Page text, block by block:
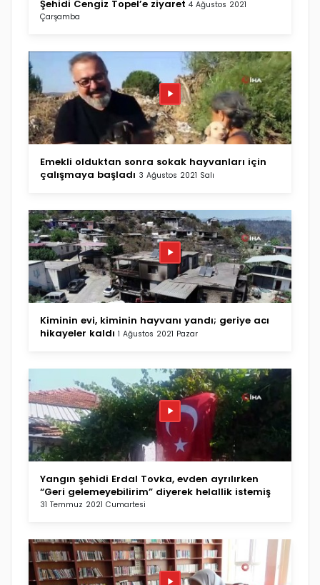
Şehidi Cengiz Topel’e ziyaret 4 Ağustos 2021
Çarşamba
Emekli olduktan sonra sokak hayvanları için
çalışmaya başladı 3 Ağustos 2021 Salı
Kiminin evi, kiminin hayvanı yandı; geriye acı
hikayeler kaldı 1 Ağustos 2021 Pazar
Yangın şehidi Erdal Tovka, evden ayrılırken
“Geri gelemeyebilirim” diyerek helallik istemiş
31 Temmuz 2021 Cumartesi